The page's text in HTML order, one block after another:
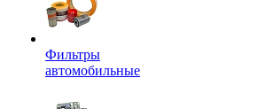
Фильтры
автомобильные